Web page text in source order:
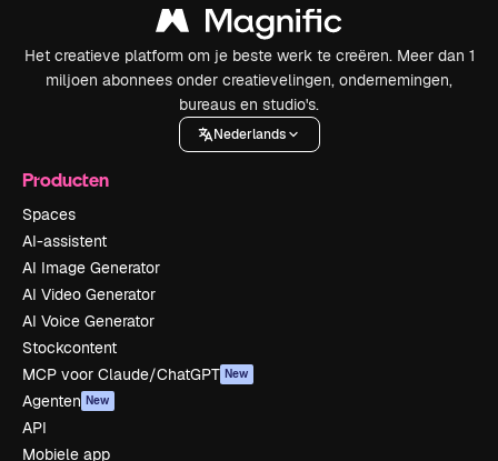
Het creatieve platform om je beste werk te creëren. Meer dan 1
miljoen abonnees onder creatievelingen, ondernemingen,
bureaus en studio's.
Nederlands
Producten
Spaces
AI-assistent
AI Image Generator
AI Video Generator
AI Voice Generator
Stockcontent
MCP voor Claude/ChatGPT New
Agenten New
API
Mobiele app